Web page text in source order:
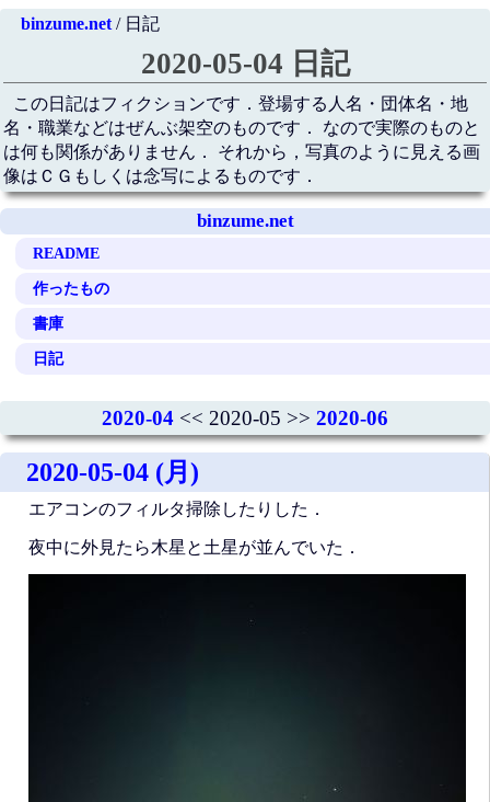
binzume.net/ 日記
2020-05-04 日記
この日記はフィクションです．登場する人名・団体名・地
名・職業などはぜんぶ架空のものです． なので実際のものと
は何も関係がありません． それから，写真のように見える画
像はＣＧもしくは念写によるものです．
binzume.net
README
作ったもの
書庫
日記
2020-04 << 2020-05 >> 2020-06
2020-05-04 (月)
エアコンのフィルタ掃除したりした．
夜中に外見たら木星と土星が並んでいた．